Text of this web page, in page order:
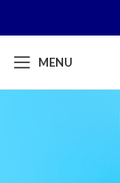
MENU